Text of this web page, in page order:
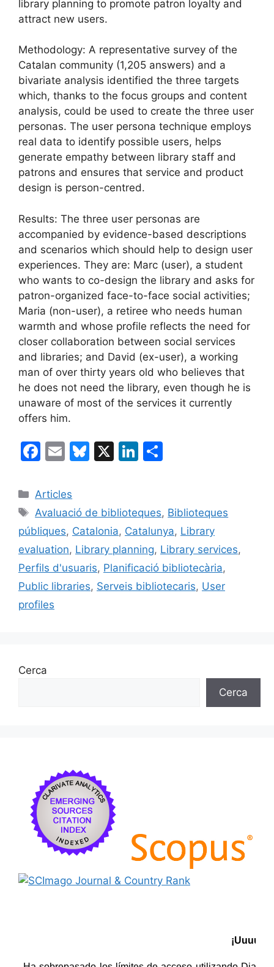
library planning to promote patron loyalty and
attract new users.
Methodology: A representative survey of the
Catalan community (1,205 answers) and a
bivariate analysis identified the three targets
which, thanks to the focus groups and content
analysis, could be used to create the three user
personas. The user persona technique employs
real data to identify possible users, helps
generate empathy between library staff and
patrons and ensures that service and product
design is person-centred.
Results: The three user personas are
accompanied by evidence-based descriptions
and scenarios which should help to design user
experiences. They are: Marc (user), a student
who wants to co-design the library and asks for
patron-organized face-to-face social activities;
Maria (non-user), a retiree who needs human
warmth and whose profile reflects the need for
closer collaboration between social services
and libraries; and David (ex-user), a working
man of over thirty years old who believes that
he does not need the library, even though he is
unaware of most of the services it currently
offers him.
F
c
e
b
o
o
k
E
ai
l
Bl
s
k
y
X
Li
e
dI
n
p
ar
te
ix
Categories
Articles
Etiquetes
Avaluació de biblioteques, Biblioteques
públiques, Catalonia, Catalunya, Library
evaluation, Library planning, Library services,
Perfils d'usuaris, Planificació bibliotecària,
Public libraries, Serveis bibliotecaris, User
profiles
Cerca
Cerca